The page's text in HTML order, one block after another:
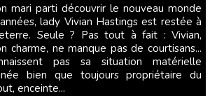
mari parti découvrir le nouveau monde
lady Vivian Hastings est restée à
Seule ? Pas tout à fait : Vivian,
charme, ne manque pas de courtisans...
pas sa situation matérielle
bien que toujours propriétaire du
enceinte...